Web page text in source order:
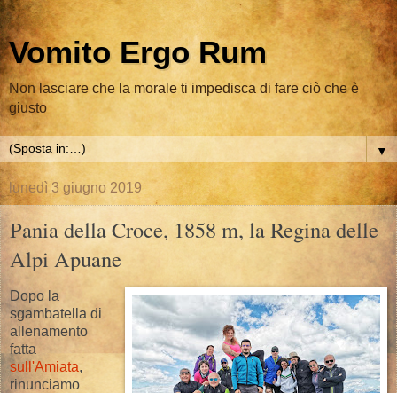
Vomito Ergo Rum
Non lasciare che la morale ti impedisca di fare ciò che è
giusto
▼
lunedì 3 giugno 2019
Pania della Croce, 1858 m, la Regina delle
Alpi Apuane
Dopo la
sgambatella di
allenamento
fatta
sull'Amiata,
rinunciamo